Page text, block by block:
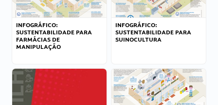
INFOGRÁFICO:
SUSTENTABILIDADE PARA
FARMÁCIAS DE
MANIPULAÇÃO
INFOGRÁFICO:
SUSTENTABILIDADE PARA
SUINOCULTURA